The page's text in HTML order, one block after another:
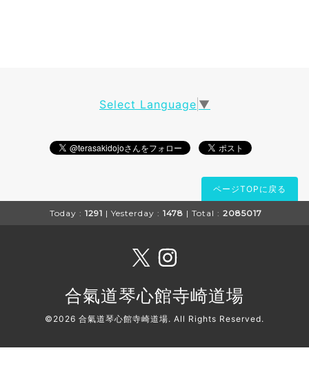
Select Language ▼
ページTOPに戻る
Today : 1291 | Yesterday : 1478 | Total : 2085017
合氣道琴心館寺崎道場
©2026 合氣道琴心館寺崎道場. All Rights Reserved.